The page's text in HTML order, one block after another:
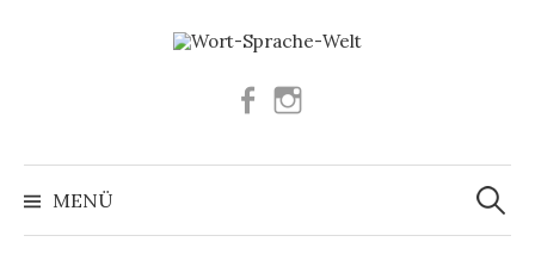
Facebook
MENÜ
Suchen
nach: